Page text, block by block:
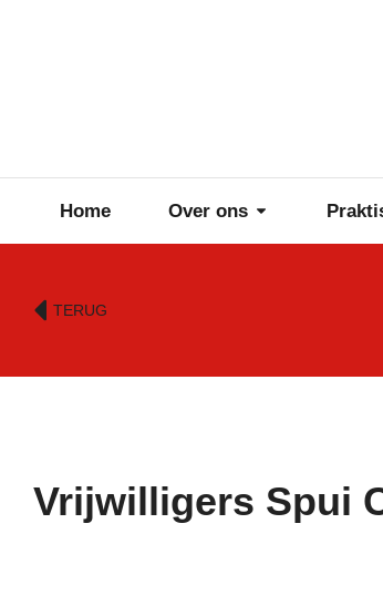
Home Over ons
TERUG
Vrijwilligers Spui